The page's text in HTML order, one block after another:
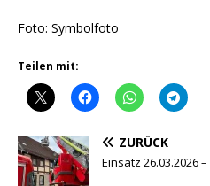
Foto: Symbolfoto
Teilen mit:
ZURÜCK
Einsatz 26.03.2026